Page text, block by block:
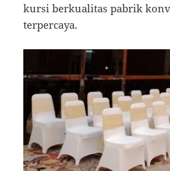
kursi berkualitas pabrik
terpercaya.